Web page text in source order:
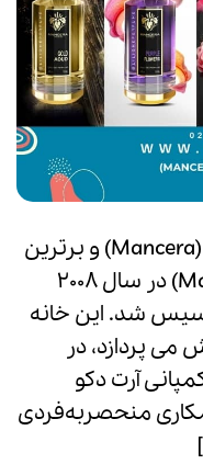
آشنایی برند عطر ادکلن مانسرا (Mancera) و برترین
کارهای این برند مانسرا (Mancera) در سال 2008
شد. این خانه
پردازد، در
آرت دکو
منحصربه‌فردی